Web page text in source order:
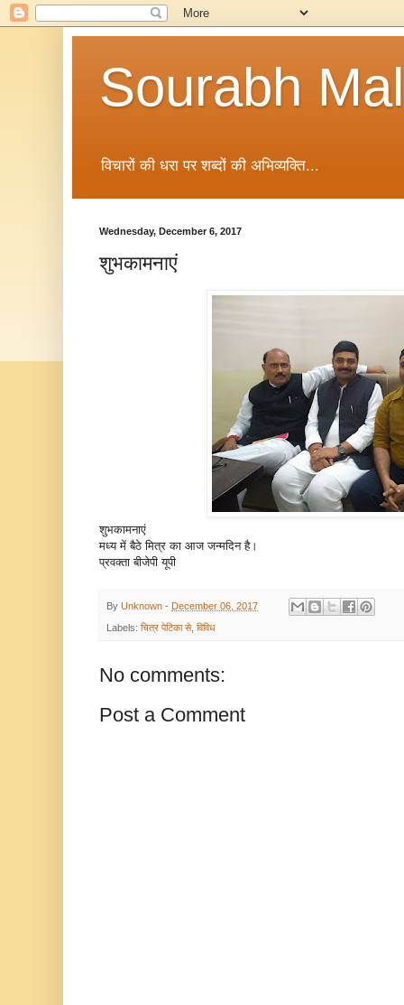
Sourabh
विचारों की धरा पर शब्दों की अभिव्यक्ति...
Wednesday, December 6, 2017
शुभकामनाएं
शुभकामनाएं
मध्य में बैठे मित्र का आज जन्मदिन है।
प्रवक्ता बीजेपी यूपी
By Unknown - December 06, 2017
Labels: चित्र पेटिका से, विविध
No comments:
Post a Comment